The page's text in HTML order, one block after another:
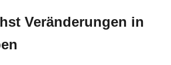
Veränderungen in